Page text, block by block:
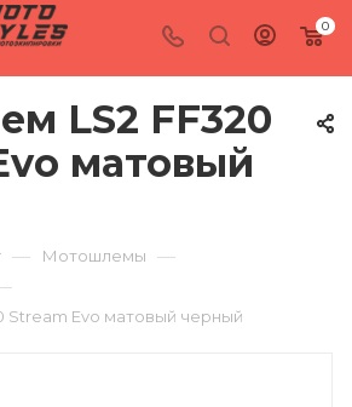
0
LS2 FF320
матовый
— Мотошлемы —
Stream Evo матовый черный